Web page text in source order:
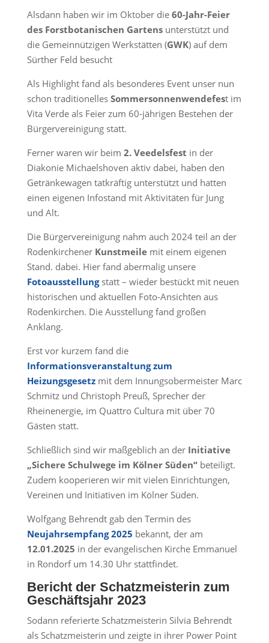
Alsdann haben wir im Oktober die 60-Jahr-Feier
des Forstbotanischen Gartensunterstützt und
die Gemeinnützigen Werkstätten (GWK) auf dem
Sürther Feld besucht
Als Highlight fand als besonderes Event unser nun
schon traditionelles Sommersonnenwendefest im
Vita Verde als Feier zum 60-jährigen Bestehen der
Bürgervereinigung statt.
Ferner waren wir beim 2. Veedelsfest in der
Diakonie Michaelshoven aktiv dabei, haben den
Getränkewagen tatkräftig unterstützt und hatten
einen eigenen Infostand mit Aktivitäten für Jung
und Alt.
Die Bürgervereinigung nahm auch 2024 teil an der
Rodenkirchener Kunstmeilemit einem eigenen
Stand. dabei. Hier fand abermalig unsere
Fotoausstellung statt – wieder bestückt mit neuen
historischen und aktuellen Foto-Ansichten aus
Rodenkirchen. Die Ausstellung fand großen
Anklang.
Erst vor kurzem fand die
Informationsveranstaltung zum
Heizungsgesetzmit dem Innungsobermeister Marc
Schmitz und Christoph Preuß, Sprecher der
Rheinenergie, im Quattro Cultura mit über 70
Gästen statt.
Schließlich sind wir maßgeblich an der Initiative
„Sichere Schulwege im Kölner Süden“beteiligt.
Zudem kooperieren wir mit vielen Einrichtungen,
Vereinen und Initiativen im Kölner Süden.
Wolfgang Behrendt gab den Termin des
Neujahrsempfang 2025 bekannt, der am
12.01.2025 in der evangelischen Kirche Emmanuel
in Rondorf um 14.30 Uhr stattfindet.
Bericht der Schatzmeisterin zum
Geschäftsjahr 2023
Sodann referierte Schatzmeisterin Silvia Behrendt
als Schatzmeisterin und zeigte in ihrer Power Point